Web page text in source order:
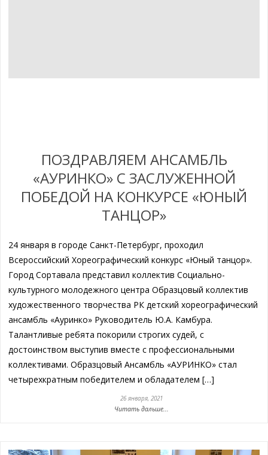
ПОЗДРАВЛЯЕМ АНСАМБЛЬ
«АУРИНКО» С ЗАСЛУЖЕННОЙ
ПОБЕДОЙ НА КОНКУРСЕ «ЮНЫЙ
ТАНЦОР»
24 января в городе Санкт-Петербург, проходил
Всероссийский Хореографический конкурс «Юный танцор».
Город Сортавала представил коллектив Социально-
культурного молодежного центра Образцовый коллектив
художественного творчества РК детский хореографический
ансамбль «Ауринко» Руководитель Ю.А. Камбура.
Талантливые ребята покорили строгих судей, с
достоинством выступив вместе с профессиональными
коллективами. Образцовый Ансамбль «АУРИНКО» стал
четырехкратным победителем и обладателем […]
26 января, 2021
Читать дальше...